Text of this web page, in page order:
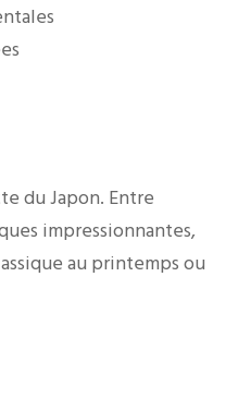
du Japon. Entre
impressionnantes,
au printemps ou